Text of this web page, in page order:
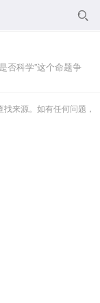

否科学”这个命题争
来源。如有任何问题，